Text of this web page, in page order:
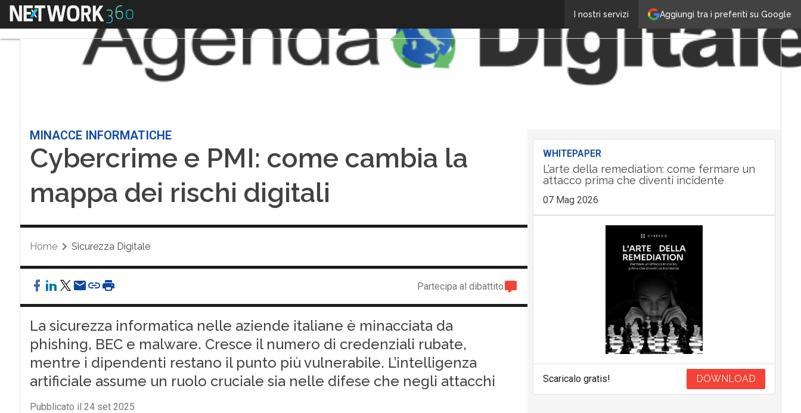
Aggiungi tra i preferiti su Google
I nostri servizi
Menu
MINACCE INFORMATICHE
Cybercrime e PMI: come cambia la
mappa dei rischi digitali
Home Sicurezza Digitale
Partecipa al dibattito
La sicurezza informatica nelle aziende italiane è minacciata da
phishing, BEC e malware. Cresce il numero di credenziali rubate,
mentre i dipendenti restano il punto più vulnerabile. L’intelligenza
artificiale assume un ruolo cruciale sia nelle difese che negli attacchi
Pubblicato il 24 set 2025
WHITEPAPER
L’arte della remediation: come fermare un
attacco prima che diventi incidente
07 Mag 2026
Scaricalo gratis! DOWNLOAD